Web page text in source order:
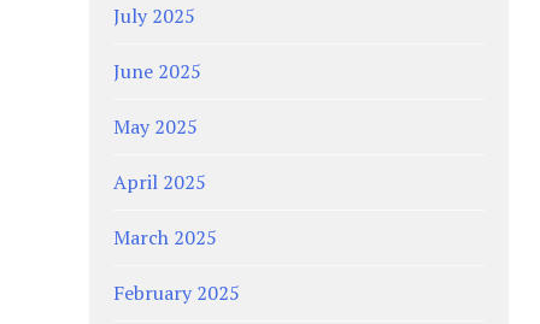
July 2025
June 2025
May 2025
April 2025
March 2025
February 2025